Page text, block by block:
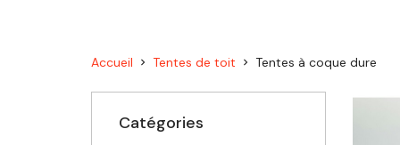
Accueil chevron_right Tentes de toit chevron_right Tentes à coque dure
Catégories